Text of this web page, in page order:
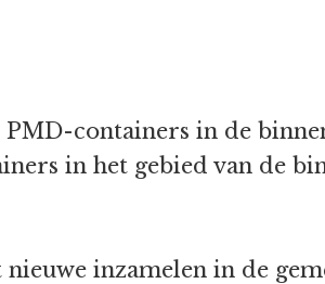
containers in de
in het gebied van de
inzamelen in de